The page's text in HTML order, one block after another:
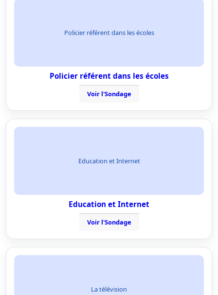
Policier référent dans les écoles
Policier référent dans les écoles
Voir l'Sondage
Education et Internet
Education et Internet
Voir l'Sondage
La télévision